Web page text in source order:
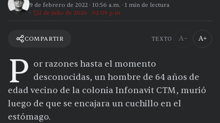
9 de febrero de 2022 · 10:56 a.m. · 1 min de lectura
2 de julio de 2026 · 02:09 p.m.
COMPARTIR TEXTO A− A+
P or razones hasta el momento
desconocidas, un hombre de 64 años de
edad vecino de la colonia Infonavit CTM, murió
luego de que se encajara un cuchillo en el
estómago.